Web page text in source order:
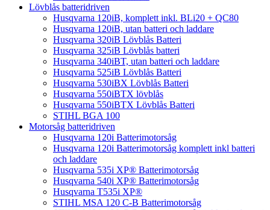
Lövblås batteridriven
Husqvarna 120iB, komplett inkl. BLi20 + QC80
Husqvarna 120iB, utan batteri och laddare
Husqvarna 320iB Lövblås Batteri
Husqvarna 325iB Lövblås batteri
Husqvarna 340iBT, utan batteri och laddare
Husqvarna 525iB Lövblås Batteri
Husqvarna 530iBX Lövblås Batteri
Husqvarna 550iBTX lövblås
Husqvarna 550iBTX Lövblås Batteri
STIHL BGA 100
Motorsåg batteridriven
Husqvarna 120i Batterimotorsåg
Husqvarna 120i Batterimotorsåg komplett inkl batteri
och laddare
Husqvarna 535i XP® Batterimotorsåg
Husqvarna 540i XP® Batterimotorsåg
Husqvarna T535i XP®
STIHL MSA 120 C-B Batterimotorsåg